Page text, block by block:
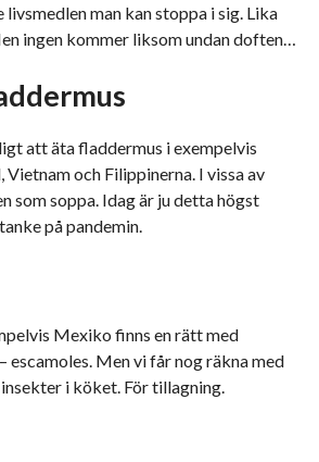
man kan stoppa i sig. Lika
ingen kommer liksom undan doften…
att äta fladdermus i exempelvis
Vietnam och Filippinerna. I vissa av
som soppa. Idag är ju detta högst
på pandemin.
Mexiko finns en rätt med
escamoles. Men vi får nog räkna med
i köket. För tillagning.